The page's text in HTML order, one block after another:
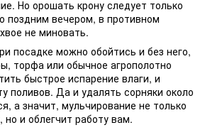
Но орошать крону следует только
поздним вечером, в противном
не миновать.
посадке можно обойтись и без него,
торфа или обычное агрополотно
быстрое испарение влаги, и
поливов. Да и удалять сорняки около
а значит, мульчирование не только
и облегчит работу вам.